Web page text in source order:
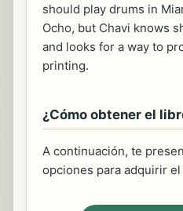
should play drums in
Ocho, but Chavi knows
and looks for a way to
printing.
¿Cómo obtener el
A continuación, te
opciones para adquirir